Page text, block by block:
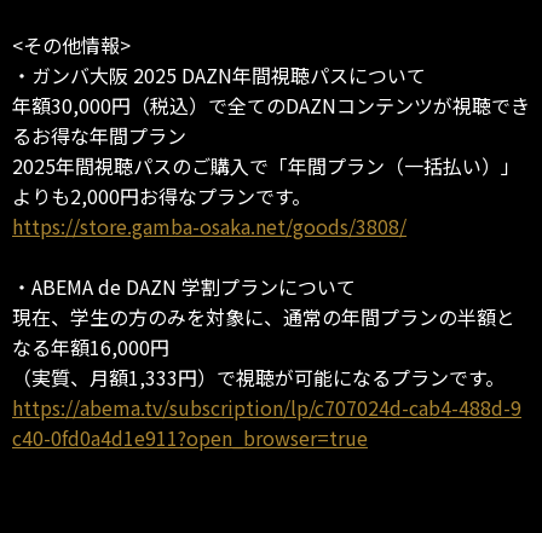
<その他情報>
・ガンバ大阪 2025 DAZN年間視聴パスについて
年額30,000円（税込）で全てのDAZNコンテンツが視聴でき
るお得な年間プラン
2025年間視聴パスのご購入で「年間プラン（一括払い）」
よりも2,000円お得なプランです。
https://store.gamba-osaka.net/goods/3808/
・ABEMA de DAZN 学割プランについて
現在、学生の方のみを対象に、通常の年間プランの半額と
なる年額16,000円
（実質、月額1,333円）で視聴が可能になるプランです。
https://abema.tv/subscription/lp/c707024d-cab4-488d-9
c40-0fd0a4d1e911?open_browser=true